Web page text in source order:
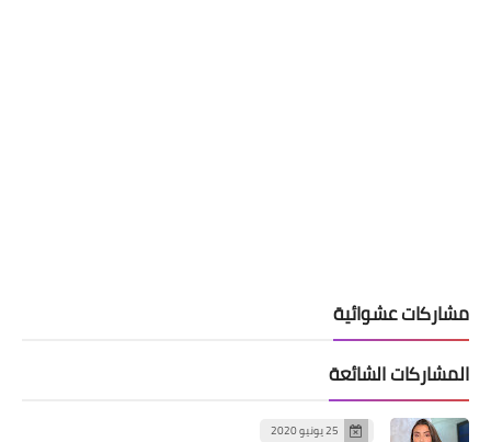
مشاركات عشوائية
المشاركات الشائعة
25 يونيو 2020